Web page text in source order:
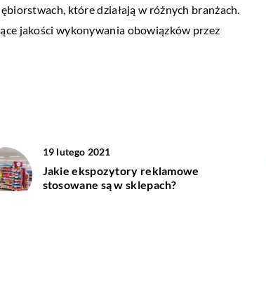
które działają w różnych branżach.
jakości wykonywania obowiązków przez
19 lutego 2021
Jakie ekspozytory reklamowe
stosowane są w sklepach?
ewoluuje. Wprowadzane są nowe modele oraz
pomysły, które wnoszą coraz większą